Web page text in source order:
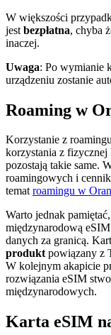
W większości
jest bezpłatna, chyba
inaczej.
Uwaga: Po wymianie
urządzeniu zostanie
Roaming w
Korzystanie z
korzystania z fizycznej
pozostają takie same.
roamingowych i
tematroamingu w
Warto jednak
międzynarodową
danych za granicą.
produktpowiązany z
W kolejnym akapicie
rozwiązania eSIM
międzynarodowych.
Karta eSIM